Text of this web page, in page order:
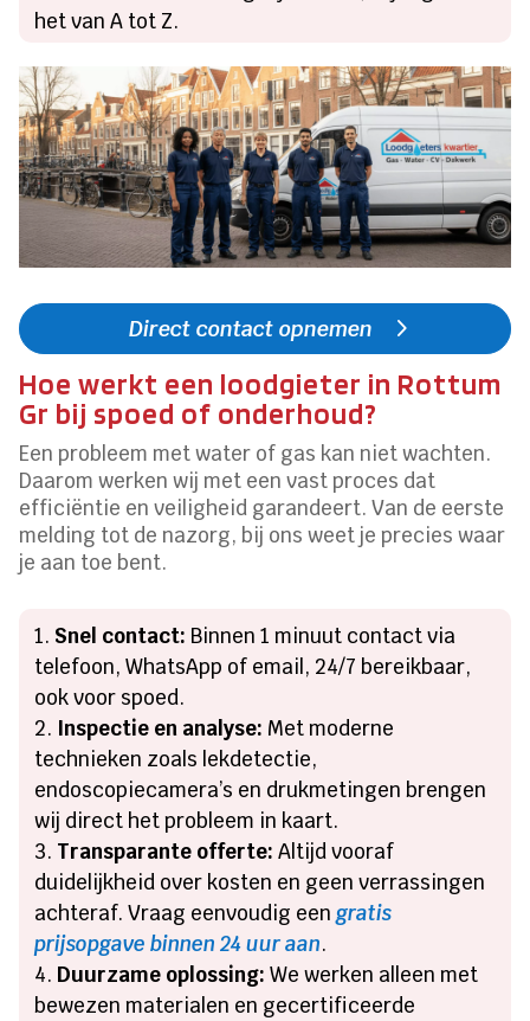
het van A tot Z.
Direct contact opnemen
Hoe werkt een loodgieter in Rottum
Gr bij spoed of onderhoud?
Een probleem met water of gas kan niet wachten.
Daarom werken wij met een vast proces dat
efficiëntie en veiligheid garandeert. Van de eerste
melding tot de nazorg, bij ons weet je precies waar
je aan toe bent.
Snel contact: Binnen 1 minuut contact via
telefoon, WhatsApp of email, 24/7 bereikbaar,
ook voor spoed.
Inspectie en analyse: Met moderne
technieken zoals lekdetectie,
endoscopiecamera’s en drukmetingen brengen
wij direct het probleem in kaart.
Transparante offerte: Altijd vooraf
duidelijkheid over kosten en geen verrassingen
achteraf. Vraag eenvoudig eengratis
prijsopgave binnen 24 uur aan.
Duurzame oplossing: We werken alleen met
bewezen materialen en gecertificeerde